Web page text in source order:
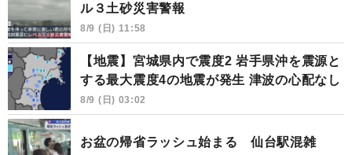
ル３土砂災害警報
8/9 (日) 11:58
【地震】宮城県内で震度2 岩手県沖を震源と
する最大震度4の地震が発生 津波の心配なし
8/9 (日) 03:02
お盆の帰省ラッシュ始まる 仙台駅混雑